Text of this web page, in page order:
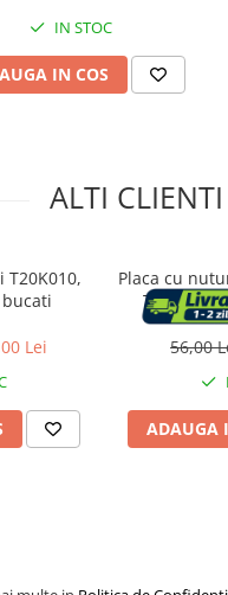
IN STOC
IN COS
ALTI
T20K010,
Lei
Placa cu
T40x2 cm
sistem
56,00
ADAUGA